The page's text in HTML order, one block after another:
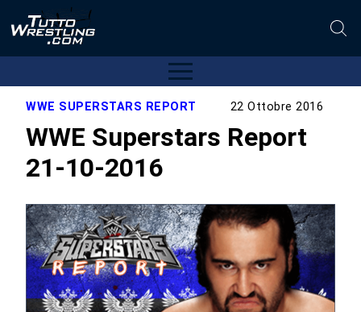
WWE SUPERSTARS REPORT 22 Ottobre 2016
WWE Superstars Report
21-10-2016